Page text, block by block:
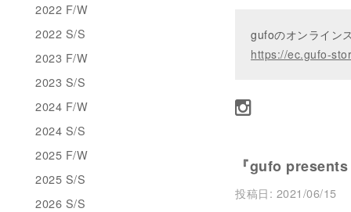
gufoのオンライン
https://ec.gufo-
『gufo
投稿日: 2021/06/15
2022 F/W
2022 S/S
2023 F/W
2023 S/S
2024 F/W
2024 S/S
2025 F/W
2025 S/S
2026 S/S